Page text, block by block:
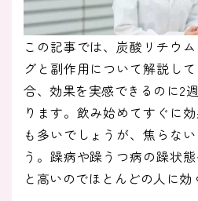
この記事では、炭酸リチウ
グと副作用について解説し
合、効果を実感できるのに2
ります。飲み始めてすぐに
も多いでしょうが、焦らな
う。躁病や躁うつ病の躁状
と高いのでほとんどの人に効